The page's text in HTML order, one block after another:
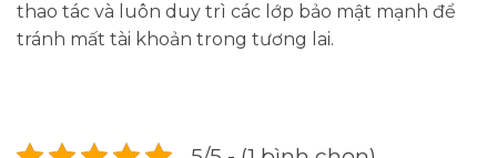
thao tác và luôn duy trì các lớp bảo mật mạnh để
tránh mất tài khoản trong tương lai.